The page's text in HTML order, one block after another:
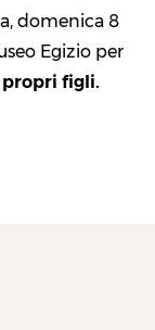
domenica 8
Egizio per
figli.